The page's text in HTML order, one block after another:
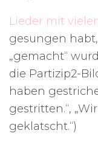
Lieder mit
gesungen
„gemacht“
die Partizip2-
haben
gestritten.“,
geklatscht.“)